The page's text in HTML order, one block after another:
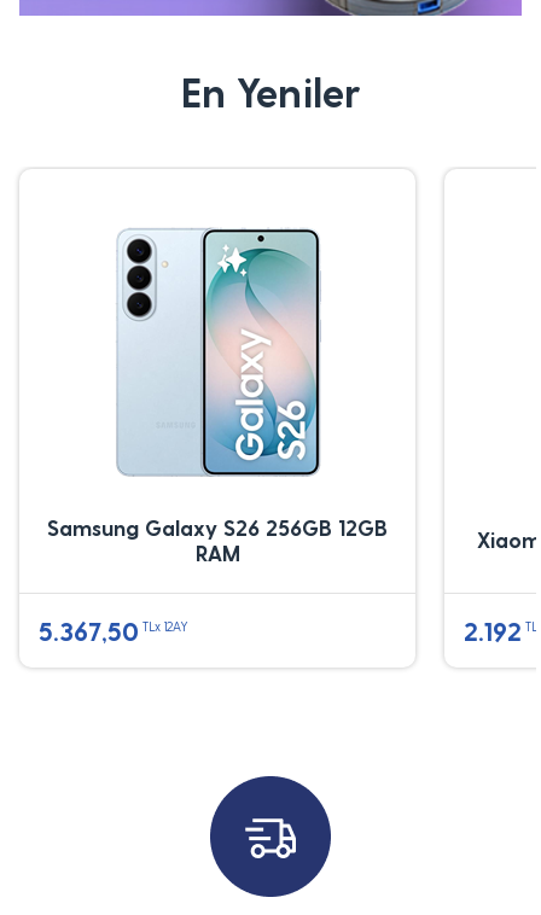
En Yeniler
Samsung Galaxy S26 256GB 12GB
RAM
5.367,50 TLx 12AY 2.192